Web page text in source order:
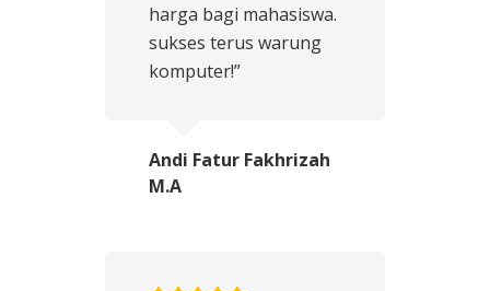
harga bagi mahasiswa.
sukses terus warung
komputer!”
Andi Fatur Fakhrizah
M.A